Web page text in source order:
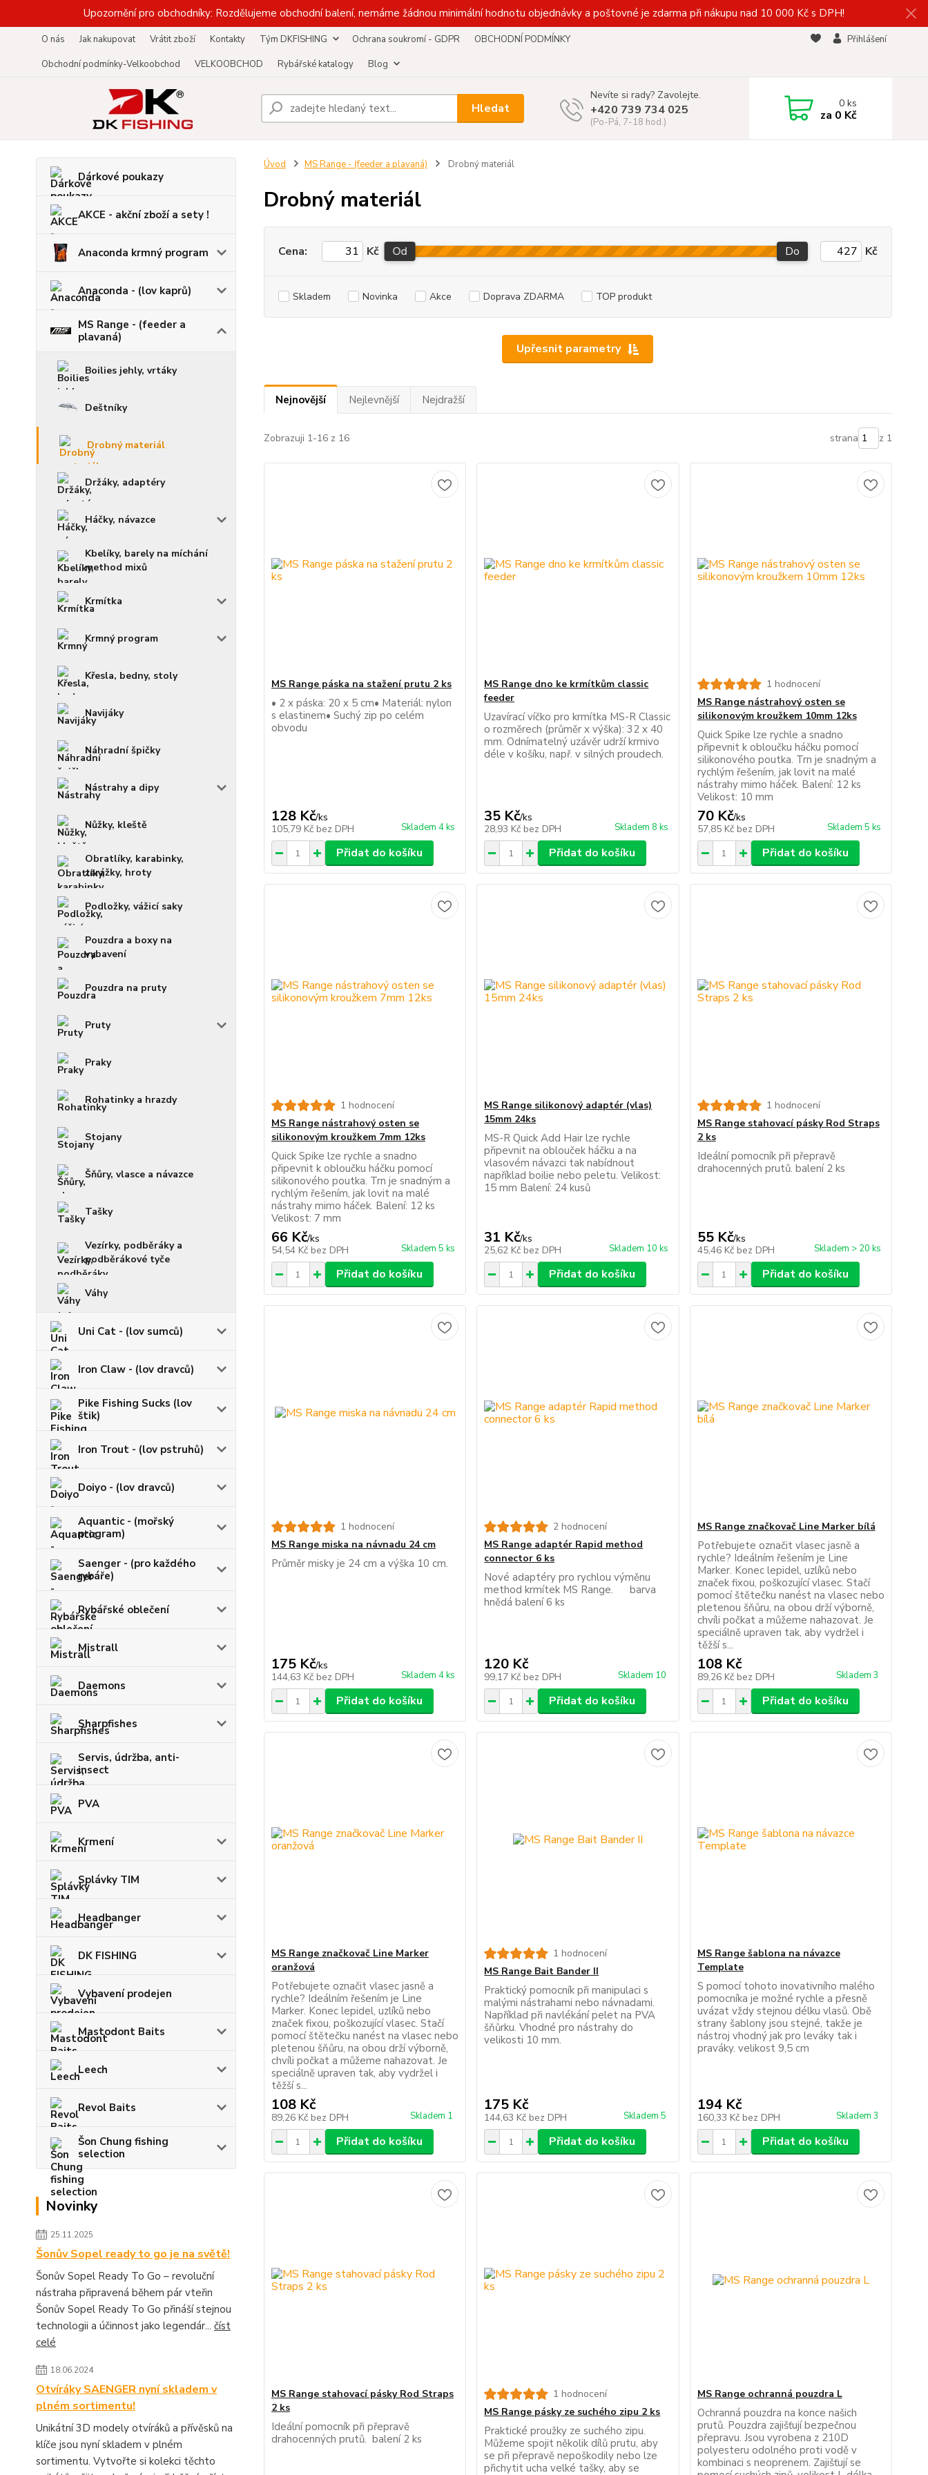
Upozornění pro obchodníky: Rozdělujeme obchodní balení, nemáme žádnou minimální hodnotu objednávky a poštovné je zdarma při nákupu nad 10 000 Kč s DPH!
O nás Jak nakupovat Vrátit zboží Kontakty Tým DKFISHING Ochrana soukromí - GDPR
OBCHODNÍ PODMÍNKY
Obchodní podmínky-Velkoobchod
VELKOOBCHOD Rybářské katalogy Blog
Přihlášení
Hledat
Nevíte si rady? Zavolejte.
+420 739 734 025
(Po-Pá, 7-18 hod.)
0ks
za 0 Kč
Dárkové poukazy
AKCE - akční zboží a sety !
Anaconda krmný program
Anaconda - (lov kaprů)
MS Range - (feeder a
plavaná)
Boilies jehly, vrtáky
Deštníky
Drobný materiál
Držáky, adaptéry
Háčky, návazce
Kbelíky, barely na míchání
method mixů
Krmítka
Krmný program
Křesla, bedny, stoly
Navijáky
Náhradní špičky
Nástrahy a dipy
Nůžky, kleště
Obratlíky, karabinky,
zarážky, hroty
Podložky, vážicí saky
Pouzdra a boxy na
vybavení
Pouzdra na pruty
Pruty
Praky
Rohatinky a hrazdy
Stojany
Šňůry, vlasce a návazce
Tašky
Vezírky, podběráky a
podběrákové tyče
Váhy
Uni Cat - (lov sumců)
Iron Claw - (lov dravců)
Pike Fishing Sucks (lov
štik)
Iron Trout - (lov pstruhů)
Doiyo - (lov dravců)
Aquantic - (mořský
program)
Saenger - (pro každého
rybáře)
Rybářské oblečení
Mistrall
Daemons
Sharpfishes
Servis, údržba, anti-
insect
PVA
Krmení
Splávky TIM
Headbanger
DK FISHING
Vybavení prodejen
Mastodont Baits
Leech
Revol Baits
Šon Chung fishing
selection
Novinky
25.11.2025
Šonův Sopel ready to go je na světě!
Šonův Sopel Ready To Go – revoluční
nástraha připravená během pár vteřin
Šonův Sopel Ready To Go přináší stejnou
technologii a účinnost jako legendár... číst
celé
18.06.2024
Otvíráky SAENGER nyní skladem v
plném sortimentu!
Unikátní 3D modely otvíráků a přívěsků na
klíče jsou nyní skladem v plném
sortimentu. Vytvořte si kolekci těchto
Úvod MS Range - (feeder a plavaná) Drobný materiál
Drobný materiál
Upřesnit parametry
Cena: Kč Od Do Kč
Skladem Novinka Akce Doprava ZDARMA TOP produkt
Nejnovější Nejlevnější Nejdražší
Zobrazuji 1-16 z 16 strana z 1
MS Range páska na stažení prutu 2 ks
• 2 x páska: 20 x 5 cm• Materiál: nylon
s elastinem• Suchý zip po celém
obvodu
128 Kč/ks
105,79 Kč bez DPH Skladem 4 ks
Přidat do košíku
MS Range dno ke krmítkům classic
feeder
Uzavírací víčko pro krmítka MS-R Classic
o rozměrech (průměr x výška): 32 x 40
mm. Odnímatelný uzávěr udrží krmivo
déle v košíku, např. v silných proudech.
35 Kč/ks
28,93 Kč bez DPH Skladem 8 ks
Přidat do košíku
1 hodnocení
MS Range nástrahový osten se
silikonovým kroužkem 10mm 12ks
Quick Spike lze rychle a snadno
připevnit k obloučku háčku pomocí
silikonového poutka. Trn je snadným a
rychlým řešením, jak lovit na malé
nástrahy mimo háček. Balení: 12 ks
Velikost: 10 mm
70 Kč/ks
57,85 Kč bez DPH Skladem 5 ks
Přidat do košíku
1 hodnocení
MS Range nástrahový osten se
silikonovým kroužkem 7mm 12ks
Quick Spike lze rychle a snadno
připevnit k obloučku háčku pomocí
silikonového poutka. Trn je snadným a
rychlým řešením, jak lovit na malé
nástrahy mimo háček. Balení: 12 ks
Velikost: 7 mm
66 Kč/ks
54,54 Kč bez DPH Skladem 5 ks
Přidat do košíku
MS Range silikonový adaptér (vlas)
15mm 24ks
MS-R Quick Add Hair lze rychle
připevnit na oblouček háčku a na
vlasovém návazci tak nabídnout
například boilie nebo peletu. Velikost:
15 mm Balení: 24 kusů
31 Kč/ks
25,62 Kč bez DPH Skladem 10 ks
Přidat do košíku
1 hodnocení
MS Range stahovací pásky Rod Straps
2 ks
Ideální pomocník při přepravě
drahocenných prutů. balení 2 ks
55 Kč/ks
45,46 Kč bez DPH Skladem > 20 ks
Přidat do košíku
1 hodnocení
MS Range miska na návnadu 24 cm
Průměr misky je 24 cm a výška 10 cm.
175 Kč/ks
144,63 Kč bez DPH Skladem 4 ks
Přidat do košíku
2 hodnocení
MS Range adaptér Rapid method
connector 6 ks
Nové adaptéry pro rychlou výměnu
method krmítek MS Range. barva
hnědá balení 6 ks
120 Kč
99,17 Kč bez DPH Skladem 10
Přidat do košíku
MS Range značkovač Line Marker bílá
Potřebujete označit vlasec jasně a
rychle? Ideálním řešením je Line
Marker. Konec lepidel, uzlíků nebo
značek fixou, poškozující vlasec. Stačí
pomocí štětečku nanést na vlasec nebo
pletenou šňůru, na obou drží výborně,
chvíli počkat a můžeme nahazovat. Je
speciálně upraven tak, aby vydržel i
těžší s...
108 Kč
89,26 Kč bez DPH Skladem 3
Přidat do košíku
MS Range značkovač Line Marker
oranžová
Potřebujete označit vlasec jasně a
rychle? Ideálním řešením je Line
Marker. Konec lepidel, uzlíků nebo
značek fixou, poškozující vlasec. Stačí
pomocí štětečku nanést na vlasec nebo
pletenou šňůru, na obou drží výborně,
chvíli počkat a můžeme nahazovat. Je
speciálně upraven tak, aby vydržel i
těžší s...
108 Kč
89,26 Kč bez DPH Skladem 1
Přidat do košíku
1 hodnocení
MS Range Bait Bander II
Praktický pomocník při manipulaci s
malými nástrahami nebo návnadami.
Například při navlékání pelet na PVA
šňůrku. Vhodné pro nástrahy do
velikosti 10 mm.
175 Kč
144,63 Kč bez DPH Skladem 5
Přidat do košíku
MS Range šablona na návazce
Template
S pomocí tohoto inovativního malého
pomocníka je možné rychle a přesně
uvázat vždy stejnou délku vlasů. Obě
strany šablony jsou stejné, takže je
nástroj vhodný jak pro leváky tak i
praváky. velikost 9,5 cm
194 Kč
160,33 Kč bez DPH Skladem 3
Přidat do košíku
MS Range stahovací pásky Rod Straps
2 ks
Ideální pomocník při přepravě
drahocenných prutů. balení 2 ks
1 hodnocení
MS Range pásky ze suchého zipu 2 ks
Praktické proužky ze suchého zipu.
Můžeme spojit několik dílů prutu, aby
se při přepravě nepoškodily nebo lze
přichytit ucha velké tašky, aby se
MS Range ochranná pouzdra L
Ochranná pouzdra na konce našich
prutů. Pouzdra zajišťují bezpečnou
přepravu. Jsou vyrobena z 210D
polyesteru odolného proti vodě v
kombinaci s neoprenem. Zajišťují se